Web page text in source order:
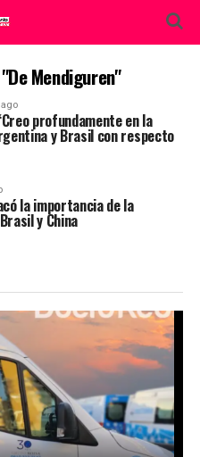
Mendiguren"
profundamente en la
y Brasil con respecto
la importancia de la
y China